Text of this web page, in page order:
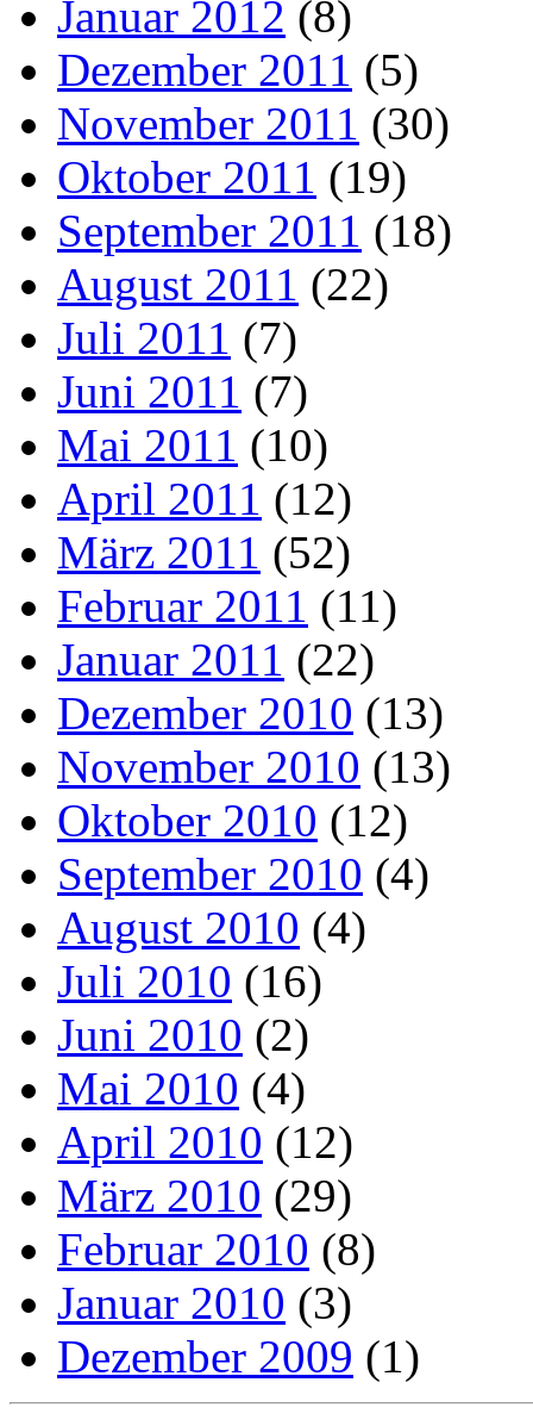
Januar 2012 (8)
Dezember 2011 (5)
November 2011 (30)
Oktober 2011 (19)
September 2011 (18)
August 2011 (22)
Juli 2011 (7)
Juni 2011 (7)
Mai 2011 (10)
April 2011 (12)
März 2011 (52)
Februar 2011 (11)
Januar 2011 (22)
Dezember 2010 (13)
November 2010 (13)
Oktober 2010 (12)
September 2010 (4)
August 2010 (4)
Juli 2010 (16)
Juni 2010 (2)
Mai 2010 (4)
April 2010 (12)
März 2010 (29)
Februar 2010 (8)
Januar 2010 (3)
Dezember 2009 (1)